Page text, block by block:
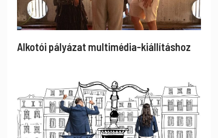
Alkotói pályázat multimédia-kiállításhoz